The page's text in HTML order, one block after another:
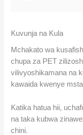
Kuvunja na Kula
Mchakato wa
chupa za PET
vilivyoshikamana na
kawaida kwenye
Katika hatua hii,
na taka kubwa
chini.